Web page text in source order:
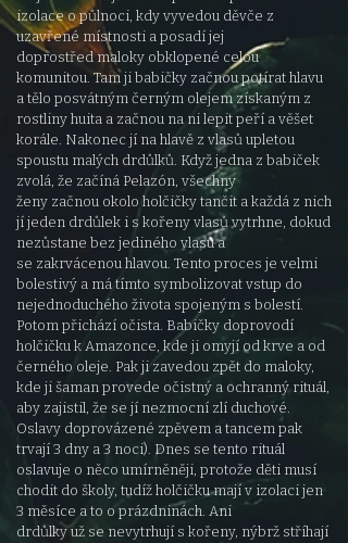
izolace o půlnoci, kdy vyvedou děvče z
uzavřené místnosti a posadí jej
doprostředmaloky obklopené celou
komunitou. Tam ji babičky začnou potírat hlavu
a tělo posvátným černým olejem získaným z
rostliny huita a začnou na ni lepit peří a věšet
korále. Nakonec jí na hlavě z vlasů upletou
spoustu malých drdůlků. Když jedna z babiček
zvolá, že začíná Pelazón, všechny
ženy začnou okolo holčičky tančit a každá z nich
jí jeden drdůlek i s kořeny vlasů vytrhne, dokud
nezůstane bez jediného vlasu a
se zakrvácenou hlavou. Tento proces je velmi
bolestivý a má tímto symbolizovat vstup do
nejednoduchého života spojeným s bolestí.
Potom přichází očista. Babičky doprovodí
holčičku k Amazonce, kde ji omyjí od krve a od
černého oleje. Pak ji zavedou zpět do maloky,
kde ji šaman provede očistný a ochranný rituál,
aby zajistil, že se jí nezmocní zlí duchové.
Oslavy doprovázené zpěvem a tancem pak
trvají 3 dny a 3 noci). Dnes se tento rituál
oslavuje o něco umírněněji, protože děti musí
chodit do školy, tudíž holčičku mají v izolaci jen
3 měsíce a to o prázdninách. Ani
drdůlky už se nevytrhují s kořeny, nýbrž stříhají